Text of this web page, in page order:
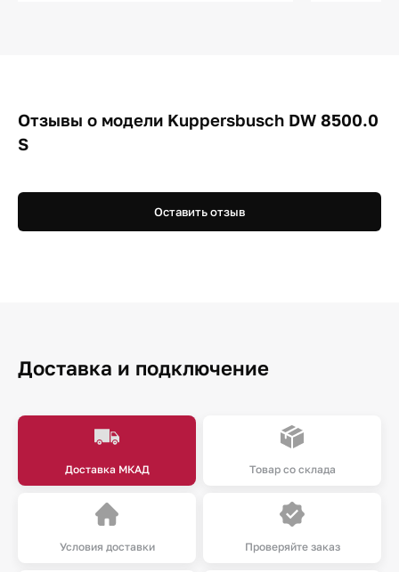
Отзывы о модели Kuppersbusch DW 8500.0
S
Оставить отзыв
Доставка и подключение
Доставка МКАД Товар со склада
Условия доставки Проверяйте заказ